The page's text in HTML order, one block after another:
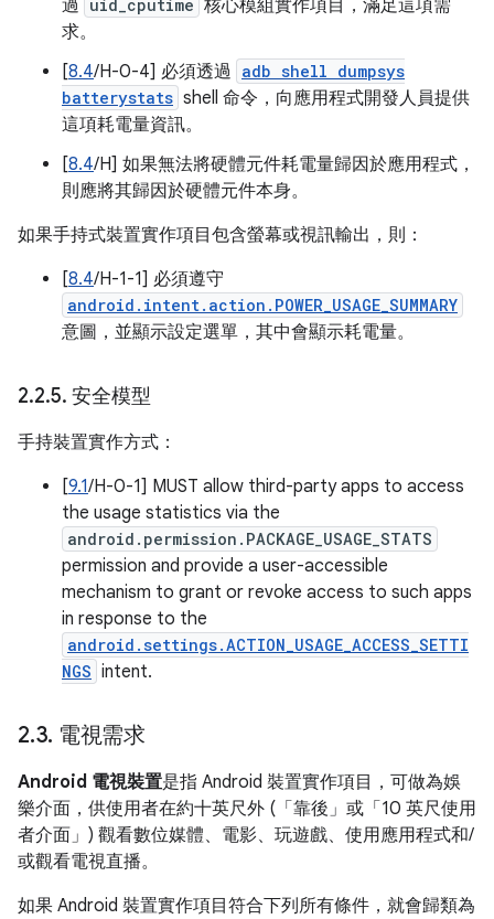
過 uid_cputime 核心模組實作項目，滿足這項需
求。
[8.4/H-0-4] 必須透過
adb shell dumpsys
batterystats shell 命令，向應用程式開發人員提供
這項耗電量資訊。
[8.4/H] 如果無法將硬體元件耗電量歸因於應用程式，
則應將其歸因於硬體元件本身。
如果手持式裝置實作項目包含螢幕或視訊輸出，則：
[8.4/H-1-1] 必須遵守
android.intent.action.POWER_USAGE_SUMMARY
意圖，並顯示設定選單，其中會顯示耗電量。
2.2.5. 安全模型
手持裝置實作方式：
[9.1/H-0-1] MUST allow third-party apps to access
the usage statistics via the
android.permission.PACKAGE_USAGE_STATS
permission and provide a user-accessible
mechanism to grant or revoke access to such apps
in response to the
android.settings.ACTION_USAGE_ACCESS_SETTI
NGS intent.
2.3. 電視需求
Android 電視裝置是指 Android 裝置實作項目，可做為娛
樂介面，供使用者在約十英尺外 (「靠後」或「10 英尺使用
者介面」) 觀看數位媒體、電影、玩遊戲、使用應用程式和/
或觀看電視直播。
如果 Android 裝置實作項目符合下列所有條件，就會歸類為